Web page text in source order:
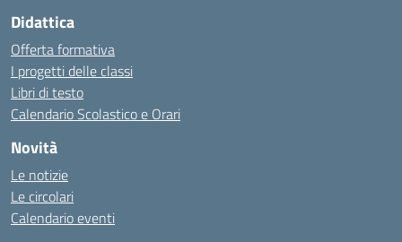
Didattica
Offerta formativa
I progetti delle classi
Libri di testo
Calendario Scolastico e Orari
Novità
Le notizie
Le circolari
Calendario eventi